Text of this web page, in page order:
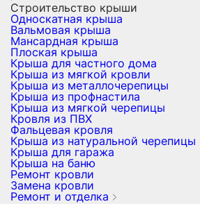
Строительство крыши
Односкатная крыша
Вальмовая крыша
Мансардная крыша
Плоская крыша
Крыша для частного дома
Крыша из мягкой кровли
Крыша из металлочерепицы
Крыша из профнастила
Крыша из мягкой черепицы
Кровля из ПВХ
Фальцевая кровля
Крыша из натуральной черепицы
Крыша для гаража
Крыша на баню
Ремонт кровли
Замена кровли
Ремонт и отделка